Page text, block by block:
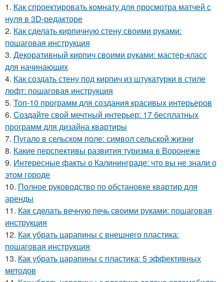
1. Как спроектировать комнату для просмотра матчей с
нуля в 3D-редакторе
2. Как сделать кирпичную стену своими руками:
пошаговая инструкция
3. Декоративный кирпич своими руками: мастер-класс
для начинающих
4. Как создать стену под кирпич из штукатурки в стиле
лофт: пошаговая инструкция
5. Топ-10 программ для создания красивых интерьеров
6. Создайте свой мечтный интерьер: 17 бесплатных
программ для дизайна квартиры
7. Пугало в сельском поле: символ сельской жизни
8. Какие перспективы развития туризма в Воронеже
9. Интересные факты о Калининграде: что вы не знали о
этом городе
10. Полное руководство по обстановке квартир для
аренды
11. Как сделать вечную печь своими руками: пошаговая
инструкция
12. Как убрать царапины с внешнего пластика:
пошаговая инструкция
13. Как убрать царапины с пластика: 5 эффективных
методов